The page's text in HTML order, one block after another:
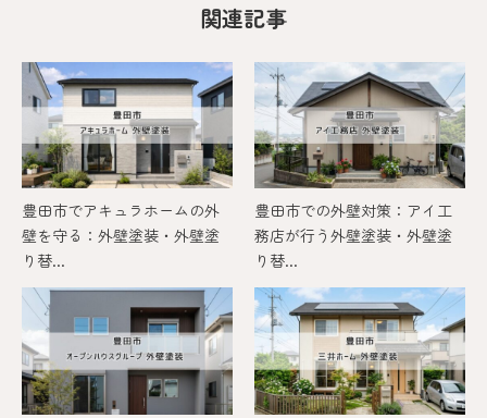
関連記事
豊田市でアキュラホームの外
壁を守る：外壁塗装・外壁塗
り替...
豊田市での外壁対策：アイ工
務店が行う外壁塗装・外壁塗
り替...